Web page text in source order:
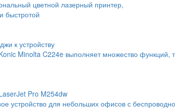
цветной лазерный принтер,
быстротой
к устройству
Minolta C224e выполняет множество функций,
Pro M254dw
устройство для небольших офисов с